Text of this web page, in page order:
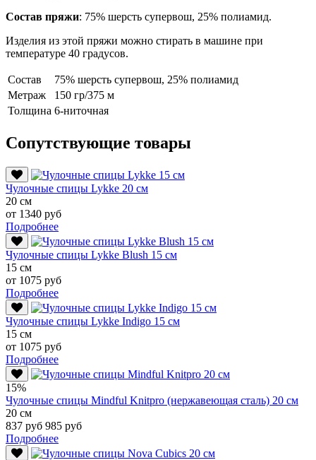
Состав пряжи: 75% шерсть супервош, 25% полиамид.
Изделия из этой пряжи можно стирать в машине при
температуре 40 градусов.
Состав
75% шерсть супервош, 25% полиамид
Метраж
150 гр/375 м
Толщина 6-ниточная
Сопутствующие товары
Чулочные спицы Lykke 20 см
20 см
от 1340 руб
Подробнее
Чулочные спицы Lykke Blush 15 см
15 см
от 1075 руб
Подробнее
Чулочные спицы Lykke Indigo 15 см
15 см
от 1075 руб
Подробнее
15%
Чулочные спицы Mindful Knitpro (нержавеющая сталь) 20 см
20 см
837 руб 985 руб
Подробнее